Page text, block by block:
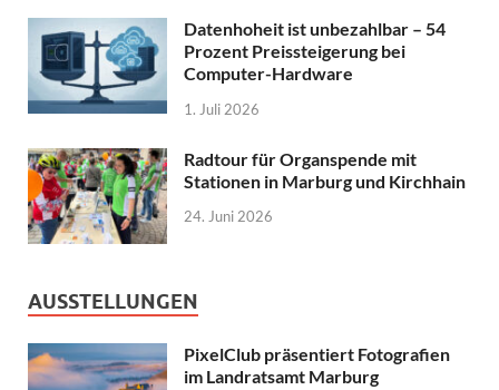
Datenhoheit ist unbezahlbar – 54
Prozent Preissteigerung bei
Computer-Hardware
1. Juli 2026
Radtour für Organspende mit
Stationen in Marburg und Kirchhain
24. Juni 2026
AUSSTELLUNGEN
PixelClub präsentiert Fotografien
im Landratsamt Marburg